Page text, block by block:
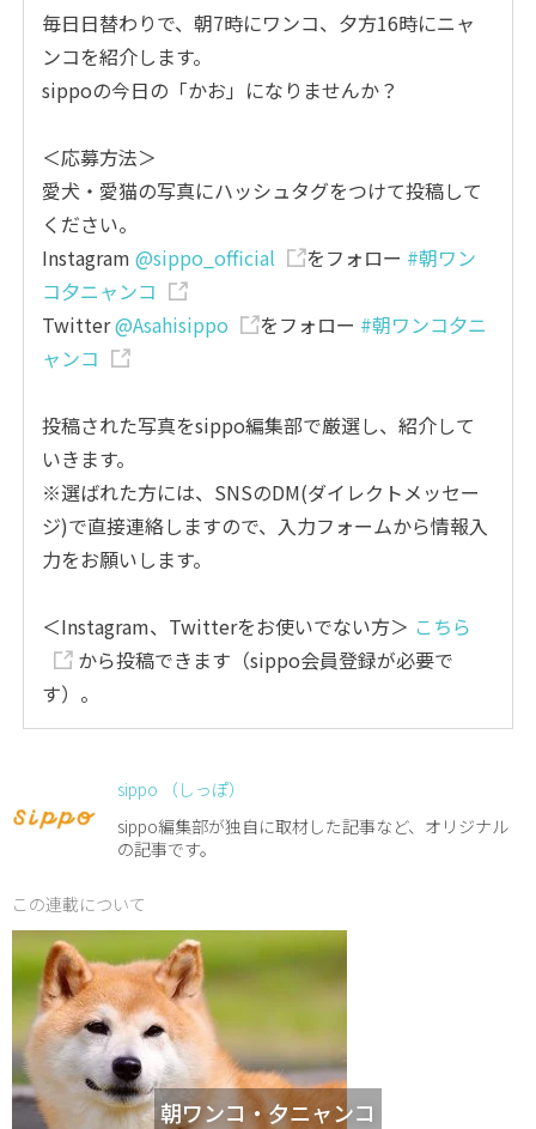
毎日日替わりで、朝7時にワンコ、夕方16時にニャ
ンコを紹介します。
sippoの今日の「かお」になりませんか？
＜応募方法＞
愛犬・愛猫の写真にハッシュタグをつけて投稿して
ください。
Instagram@sippo_official をフォロー #朝ワン
コ夕ニャンコ
Twitter@Asahisippo をフォロー #朝ワンコ夕ニ
ャンコ
投稿された写真をsippo編集部で厳選し、紹介して
いきます。
※選ばれた方には、SNSのDM(ダイレクトメッセー
ジ)で直接連絡しますので、入力フォームから情報入
力をお願いします。
＜Instagram、Twitterをお使いでない方＞ こちら
から投稿できます（sippo会員登録が必要で
す）。
sippo （しっぽ）
sippo編集部が独自に取材した記事など、オリジナル
の記事です。
この連載について
朝ワンコ・夕ニャンコ